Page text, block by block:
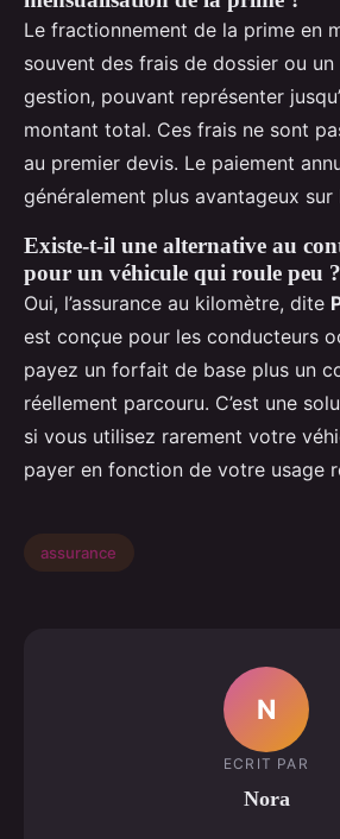
Le fractionnement de la prime en
souvent des frais de dossier ou
gestion, pouvant représenter
montant total. Ces frais ne sont
au premier devis. Le paiement
généralement plus avantageux
Existe-t-il une alternative au
pour un véhicule qui roule peu ?
Oui, l’assurance au kilomètre, dite
est conçue pour les conducteurs
payez un forfait de base plus un
réellement parcouru. C’est une
si vous utilisez rarement votre
payer en fonction de votre usage
assurance
N
ECRIT PAR
Nora